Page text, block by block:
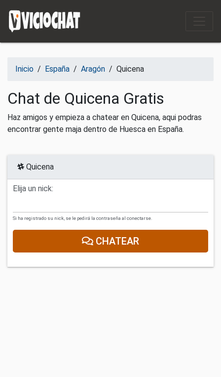
Inicio / España / Aragón / Quicena
Chat de Quicena Gratis
Haz amigos y empieza a chatear en Quicena, aqui podras
encontrar gente maja dentro de Huesca en España.
Quicena
Elija un nick:
Si ha registrado su nick, se le pedirá la contraseña al conectarse.
CHATEAR